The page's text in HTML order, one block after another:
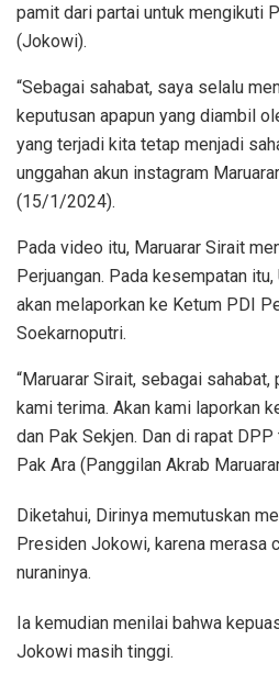
pamit dari partai untuk mengikuti
(Jokowi).
“Sebagai sahabat, saya selalu
keputusan apapun yang diambil
yang terjadi kita tetap menjadi
unggahan akun instagram
(15/1/2024).
Pada video itu, Maruarar Sirait
Perjuangan. Pada kesempatan
akan melaporkan ke Ketum PDI
Soekarnoputri.
“Maruarar Sirait, sebagai
kami terima. Akan kami laporkan
dan Pak Sekjen. Dan di rapat
Pak Ara (Panggilan Akrab
Diketahui, Dirinya memutuskan
Presiden Jokowi, karena merasa
nuraninya.
Ia kemudian menilai bahwa
Jokowi masih tinggi.